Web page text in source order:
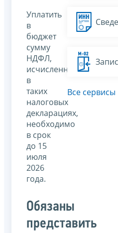
Уплатить
в
бюджет
сумму
НДФЛ,
исчисленную
в
таких
налоговых
декларациях,
необходимо
в срок
до 15
июля
2026
года.
Обязаны
представить
Все сервисы